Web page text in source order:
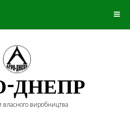
ДНЕПР
власного виробництва